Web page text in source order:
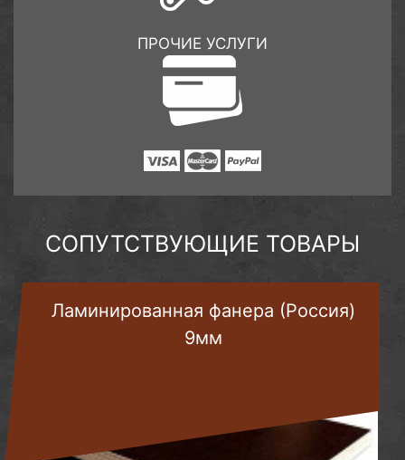
ПРОЧИЕ УСЛУГИ
СОПУТСТВУЮЩИЕ ТОВАРЫ
Ламинированная фанера (Россия)
9мм